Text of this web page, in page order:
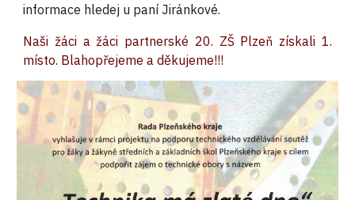
informace hledej u paní Jiránkové.
Naši žáci a žáci partnerské 20. ZŠ Plzeň získali 1.
místo. Blahopřejeme a děkujeme!!!